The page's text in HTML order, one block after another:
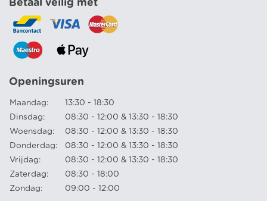
Betaal veilig met
Openingsuren
Maandag:
13:30 - 18:30
Dinsdag:
08:30 - 12:00 & 13:30 - 18:30
Woensdag:
08:30 - 12:00 & 13:30 - 18:30
Donderdag:
08:30 - 12:00 & 13:30 - 18:30
Vrijdag:
08:30 - 12:00 & 13:30 - 18:30
Zaterdag:
08:30 - 18:00
Zondag:
09:00 - 12:00